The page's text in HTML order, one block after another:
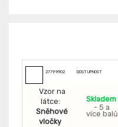
27799902 DOSTUPNOST
Vzor na
látce:
Sněhové
vločky
Skladem
- 5 a
více balů